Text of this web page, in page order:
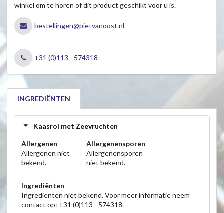
winkel om te horen of dit product geschikt voor u is.
bestellingen@pietvanoost.nl
+31 (0)113 - 574318
INGREDIËNTEN
Kaasrol met Zeevruchten
Allergenen
Allergenen niet
bekend.
Allergenensporen
Allergenensporen
niet bekend.
Ingrediënten
Ingrediënten niet bekend. Voor meer informatie neem
contact op: +31 (0)113 - 574318.